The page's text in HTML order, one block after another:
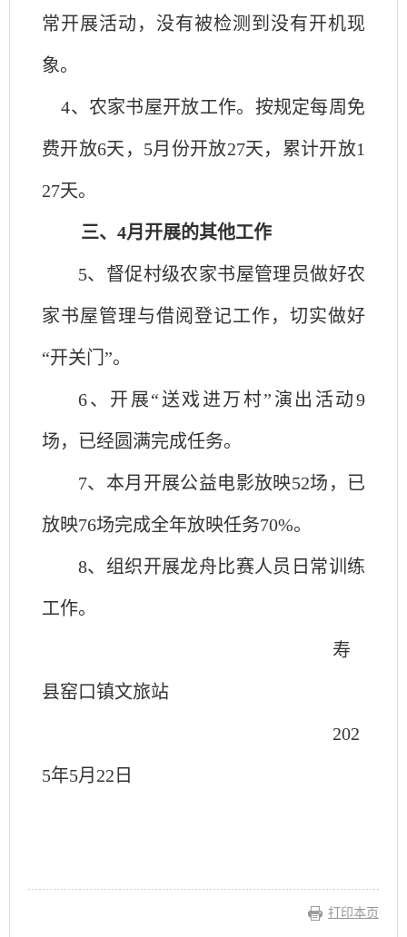
常开展活动，没有被检测到没有开机现
象。
4、农家书屋开放工作。按规定每周免
费开放6天， 5月份开放27天， 累计开放1
27天。
三、 4月开展的其他工作
5、 督促村级农家书屋管理员做好农
家书屋管理与借阅登记工作，切实做好
“开关门”。
6、 开展“送戏进万村”演出活动9
场，已经圆满完成任务。
7、 本月开展公益电影放映52场，已
放映76场完成全年放映任务70%。
8、 组织开展龙舟比赛人员日常训练
工作。
寿
县窑口镇文旅站
202
5年5月 22 日
打印本页